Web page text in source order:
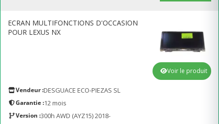
ECRAN MULTIFONCTIONS D'OCCASION
POUR LEXUS NX
Vendeur :DESGUACE ECO-PIEZAS SL
Garantie :12 mois
Version :300h AWD (AYZ15) 2018-
Voir le produit